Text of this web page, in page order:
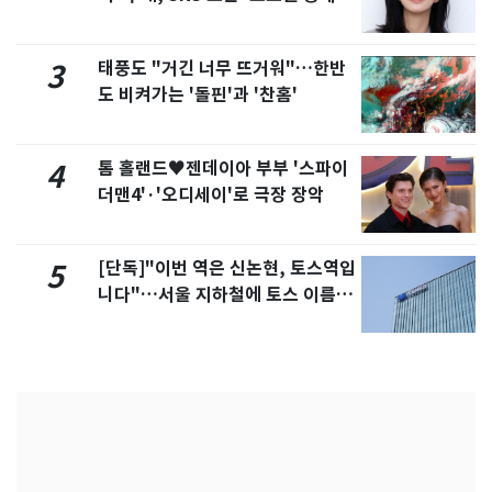
3
태풍도 "거긴 너무 뜨거워"…한반
도 비켜가는 '돌핀'과 '찬홈'
4
톰 홀랜드♥젠데이아 부부 '스파이
더맨4'·'오디세이'로 극장 장악
5
[단독]"이번 역은 신논현, 토스역입
니다"…서울 지하철에 토스 이름